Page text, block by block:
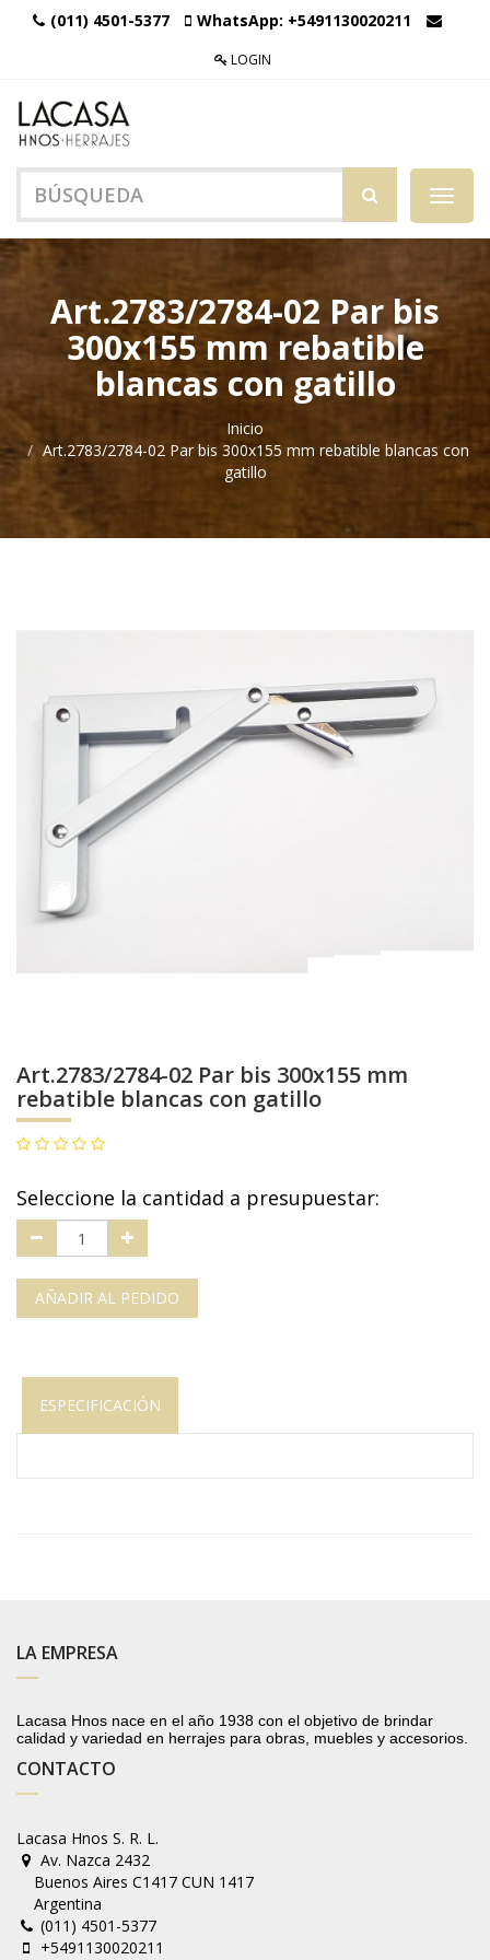
(011) 4501-5377 WhatsApp: +5491130020211
LOGIN
Menú
de
Art.2783/2784-02 Par bis
300x155 mm rebatible
blancas con gatillo
Inicio
Art.2783/2784-02 Par bis 300x155 mm rebatible blancas con
gatillo
Art.2783/2784-02 Par bis 300x155 mm
rebatible blancas con gatillo
Seleccione la cantidad a presupuestar:
AÑADIR AL PEDIDO
ESPECIFICACIÓN
LA EMPRESA
Lacasa Hnos nace en el año 1938 con el objetivo de brindar
calidad y variedad en herrajes para obras, muebles y accesorios.
CONTACTO
Lacasa Hnos S. R. L.
Av. Nazca 2432
Buenos Aires C1417 CUN 1417
Argentina
(011) 4501-5377
+5491130020211